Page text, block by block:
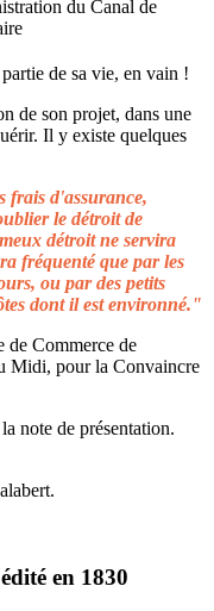
de sa vie, en vain !
de son projet, dans une
Il y existe quelques
frais d'assurance,
le détroit de
détroit ne servira
fréquenté que par les
ou par des petits
dont il est environné."
de Commerce de
Midi, pour la Convaincre
note de présentation.
en 1830